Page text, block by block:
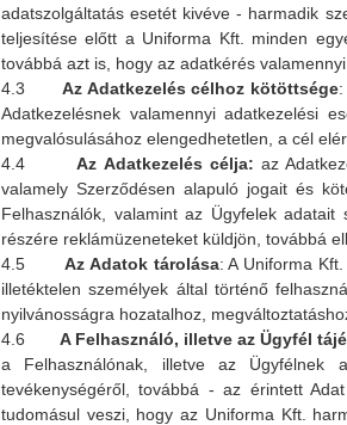
adatszolgáltatás esetét kivéve - harmadik
teljesítése előtt a Uniforma Kft. minden
továbbá azt is, hogy az adatkérés
4.3Az Adatkezelés célhoz kötöttsége:
Adatkezelésnek valamennyi adatkezelési
megvalósulásához elengedhetetlen, a cél
4.4Az Adatkezelés célja: az
valamely Szerződésen alapuló jogait és
Felhasználók, valamint az Ügyfelek
részére reklámüzeneteket küldjön, továbbá
4.5Az Adatok tárolása: A Uniforma
illetéktelen személyek által történő
nyilvánosságra hozatalhoz,
4.6 A Felhasználó, illetve az Ügyfél
a Felhasználónak, illetve az Ügyfélnek
tevékenységéről, továbbá - az érintett
tudomásul veszi, hogy az Uniforma Kft.